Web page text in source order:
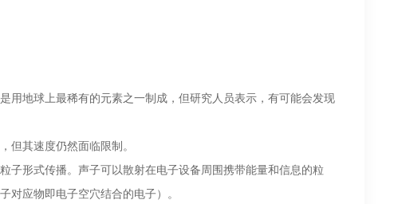
用地球上最稀有的元素之一制成，但研究人员表示，有可能会发现
但其速度仍然面临限制。
子形式传播。声子可以散射在电子设备周围携带能量和信息的粒
对应物即电子空穴结合的电子）。